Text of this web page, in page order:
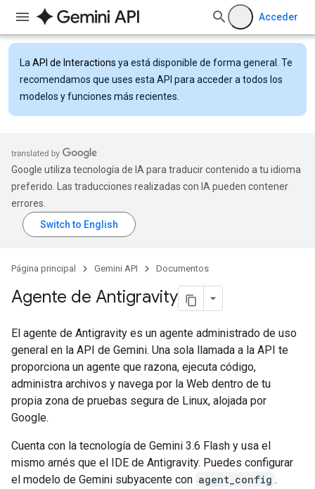
Acceder
La API de Interactions ya está disponible de forma general. Te
recomendamos que uses esta API para acceder a todos los
modelos y funciones más recientes.
Google utiliza tecnología de IA para traducir contenido a tu idioma
preferido. Las traducciones realizadas con IA pueden contener
errores.
Página principal Gemini API Documentos
Agente de Antigravity
El agente de Antigravity es un agente administrado de uso
general en la API de Gemini. Una sola llamada a la API te
proporciona un agente que razona, ejecuta código,
administra archivos y navega por la Web dentro de tu
propia zona de pruebas segura de Linux, alojada por
Google.
Cuenta con la tecnología de Gemini 3.6 Flash y usa el
mismo arnés que el IDE de Antigravity. Puedes configurar
el modelo de Gemini subyacente con agent_config .